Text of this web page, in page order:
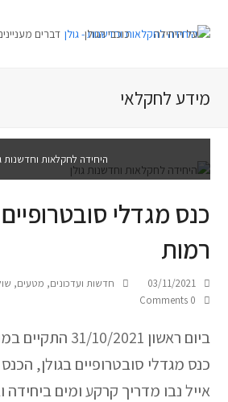
על היחידה כוכבי הגולן דברים
חדשות ועדכונים
מידע לחקלאי
היחידה לחקלאות וחדשנות
כנס מגדלי
רמות
03/11/2021 חדשות ועדכונים, מטעים,
0 Comments
ביום ראשון 31/10/
כנס מגדלי סובטרופיים בגולן,
אייל נבו מדריך קרקע ומים ביחידה